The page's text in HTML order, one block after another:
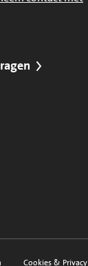
Cookies & Privacy